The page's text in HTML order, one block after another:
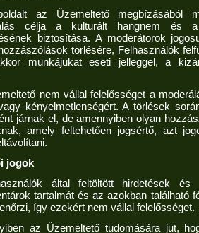
az Üzemeltető megbízásából
célja a kulturált hangnem és a
biztosítása. A moderátorok
törlésére, Felhasználók
munkájukat eseti jelleggel, a
nem vállal felelősséget a
kényelmetlenségért. A törlések
járnak el, de amennyiben olyan
amely feltehetően jogsértő, azt
jogok
által feltöltött hirdetések és
tartalmát és az azokban található
így ezekért nem vállal felelősséget.
az Üzemeltető tudomására jut,